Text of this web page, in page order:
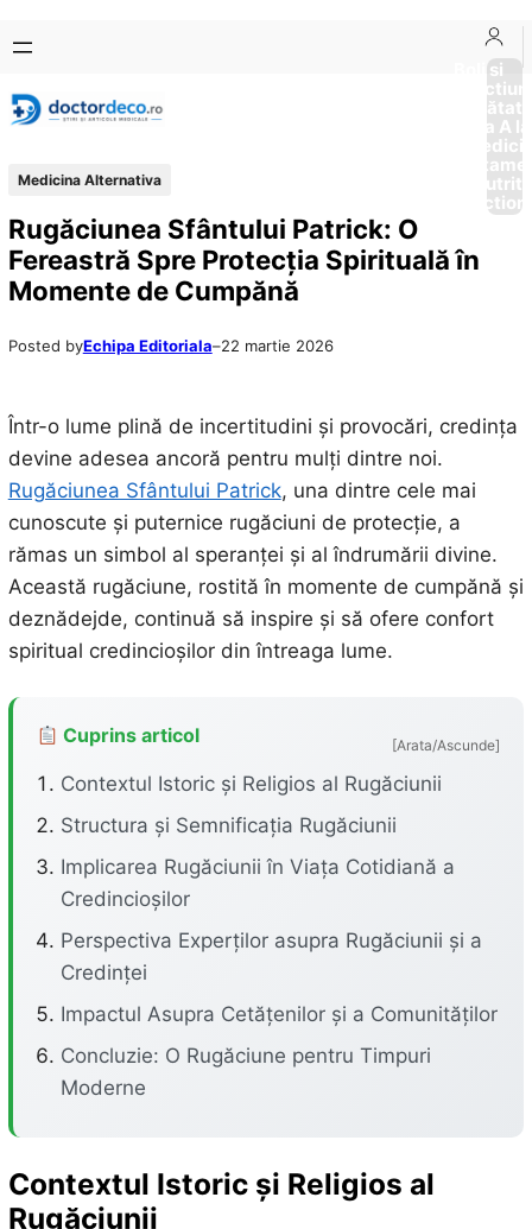
conținut
content
Boli si
Afectiuni
Sănătate
de la A
Medicina Alternativa
Rugăciunea Sfântului Patrick: O
Fereastră Spre Protecția Spirituală în
Momente de Cumpănă
Posted byEchipa Editoriala–22 martie 2026
Într-o lume plină de incertitudini și provocări, credința
devine adesea ancoră pentru mulți dintre noi.
Rugăciunea Sfântului Patrick, una dintre cele mai
cunoscute și puternice rugăciuni de protecție, a
rămas un simbol al speranței și al îndrumării divine.
Această rugăciune, rostită în momente de cumpănă și
deznădejde, continuă să inspire și să ofere confort
spiritual credincioșilor din întreaga lume.
Cuprins articol [Arata/Ascunde]
Contextul Istoric și Religios al Rugăciunii
Structura și Semnificația Rugăciunii
Implicarea Rugăciunii în Viața Cotidiană a
Credincioșilor
Perspectiva Experților asupra Rugăciunii și a
Credinței
Impactul Asupra Cetățenilor și a Comunităților
Concluzie: O Rugăciune pentru Timpuri
Moderne
Contextul Istoric și Religios al
Rugăciunii